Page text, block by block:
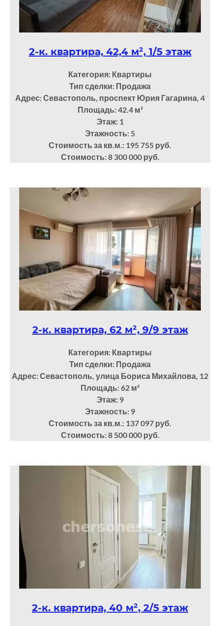
2-к. квартира, 42,4 м², 1/5 этаж
Категория: Квартиры
Тип сделки: Продажа
Адрес: Севастополь, проспект Юрия Гагарина, 4
Площадь: 42.4м²
Этаж: 1
Этажность: 5
Стоимость за кв.м.: 195 755 руб.
Стоимость: 8 300 000 руб.
2-к. квартира, 62 м², 9/9 этаж
Категория: Квартиры
Тип сделки: Продажа
Адрес: Севастополь, улица Бориса Михайлова, 12
Площадь: 62 м²
Этаж: 9
Этажность: 9
Стоимость за кв.м.: 137 097 руб.
Стоимость: 8 500 000 руб.
2-к. квартира, 40 м², 2/5 этаж